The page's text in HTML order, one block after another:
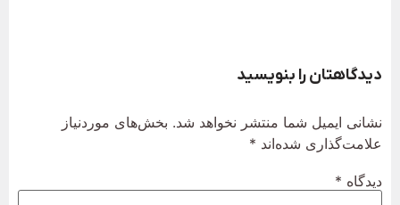
دیدگاهتان را بنویسید
نشانی ایمیل شما منتشر نخواهد شد. بخش‌های موردنیاز
علامت‌گذاری شده‌اند *
دیدگاه *